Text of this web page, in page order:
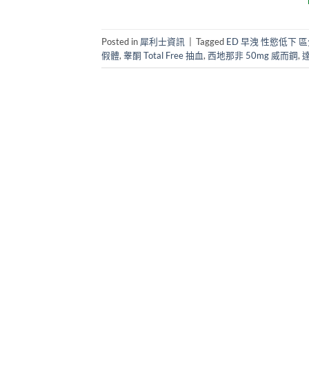
Posted in 犀利士資訊 Tagged ED 早洩 性慾低下
假體, 睾酮 Total Free 抽血, 西地那非 50mg 威而鋼,